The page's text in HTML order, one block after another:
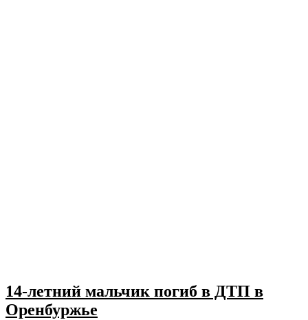
14-летний мальчик погиб в ДТП в
Оренбуржье